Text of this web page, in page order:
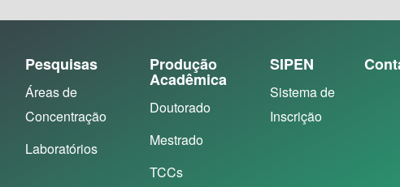
Pesquisas
Áreas de
Concentração
Laboratórios
Produção
Acadêmica
Doutorado
Mestrado
TCCs
SIPEN
Sistema de
Inscrição